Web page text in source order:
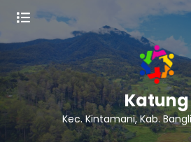
Katung
Kec. Kintamani, Kab.